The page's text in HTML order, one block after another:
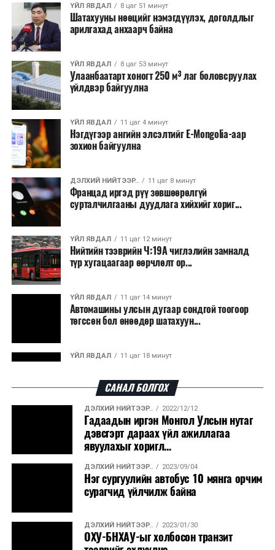
хэлбэрээр хэрэгжүүлэхээр тусгажээ.
Лаг хатаах, шатаах технологи нь бохир ус цэвэрлэх
байгууламжаас гардаг лагийг байгаль орчинд аюулгүй
аргаар боловсруулж, эзлэхүүнийг эрс бууруулах
зориулалттай. Лагийг өндөр температурт шатааснаар
эзлэхүүн нь 90 хүртэл хувиар буурч, бактери, вирус
болон бусад өвчин үүсгэгч бичил биетнийг устгах
боломжтой.
Түүнчлэн шаталтын явцад үүсэх дулааныг цахилгаан
болон дулааны эрчим хүч үйлдвэрлэхэд ашиглаж
болдог. Зарим технологийн хувьд шаталтын дараа
үлдэх үнснээс фосфор зэрэг ашигт эрдсийг сэргээн
авах боломжтой аж.
Япон, Герман, Швейцар, Нидерланд, Өмнөд Солонгос
зэрэг улс лаг хатаах, шатаах технологийг ашиглаж
байна. Тухайлбал, Германд лаг шатаах үйлдвэрээс
гарсан үнснээс фосфор сэргээн авах технологи
ашигладаг бол Нидерландад төвлөрсөн лаг
боловсруулах үйлдвэрүүдээр дулаан, цахилгаан
эрчим хүч үйлдвэрлэдэг.
Ийнхүү лаг хатаах, шатаах технологийг лагийн
эзлэхүүнийг бууруулахын зэрэгцээ эрчим хүч
үйлдвэрлэх, нөөцийг дахин ашиглах чиглэлээр олон
улсад өргөн ашиглаж байна.
ҮЙЛ ЯВДАЛ 8 цаг 51 минут
Шатахууны нөөцийг нэмэгдүүлэх, доголдлыг
арилгахад анхаарч байна
ҮЙЛ ЯВДАЛ 8 цаг 53 минут
Улаанбаатарт хоногт 250 м³ лаг боловсруулах
үйлдвэр байгуулна
ҮЙЛ ЯВДАЛ 11 цаг 4 минут
Нэгдүгээр ангийн элсэлтийг E-Mongolia-аар
зохион байгуулна
ДЭЛХИЙ НИЙТЭЭР.. 11 цаг 8 минут
Францад иргэд рүү зөвшөөрөлгүй
сурталчилгааны дуудлага хийхийг хориг...
ҮЙЛ ЯВДАЛ 11 цаг 12 минут
Нийтийн тээврийн Ч:19А чиглэлийн замналд
түр хугацаагаар өөрчлөлт ор...
ҮЙЛ ЯВДАЛ 11 цаг 14 минут
Автомашины улсын дугаар сондгой тоогоор
төгссөн бол өнөөдөр шатахуун...
ҮЙЛ ЯВДАЛ 11 цаг 18 минут
ДЭЛХИЙ НИЙТЭЭР.. 2026/08/06
“Уралдронзавод” компанийн ерөнхий
захирлын автомашиныг дэлбэлжээ...
ҮЙЛ ЯВДАЛ
Сүхбаатар боомтоор тав хоногт 10 мянга гаруй
тонн АИ-92 автобензин и...
ДЭЛХИЙ НИЙТЭЭР.. 2026/08/06
Вашингтон мужийн ой хээрийн түймрийг
САНАЛ БОЛГОХ
ДЭЛХИЙ НИЙТЭЭР.. 2022/12/12
Гадаадын иргэн Монгол Улсын нутаг
дэвсгэрт дараах үйл ажиллагаа
явуулахыг хоригл...
ДЭЛХИЙ НИЙТЭЭР.. 2023/09/04
Нэг сургуулийн автобус 10 мянга орчим
сурагчид үйлчилж байна
ДЭЛХИЙ НИЙТЭЭР.. 2023/01/30
ОХУ-БНХАУ-ыг холбосон транзит